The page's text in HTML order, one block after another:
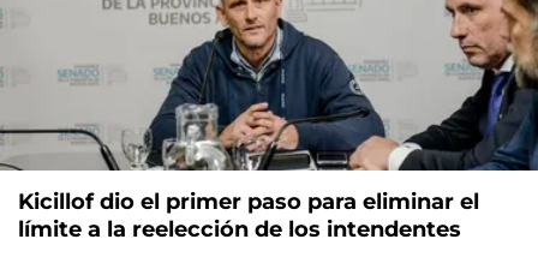
Kicillof dio el primer paso para eliminar el
límite a la reelección de los intendentes